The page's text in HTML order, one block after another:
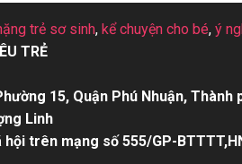
trẻ sơ sinh, kể chuyện cho bé, ý
TRẺ
15, Quận Phú Nhuận, Thành
Linh
hội trên mạng số 555/GP-